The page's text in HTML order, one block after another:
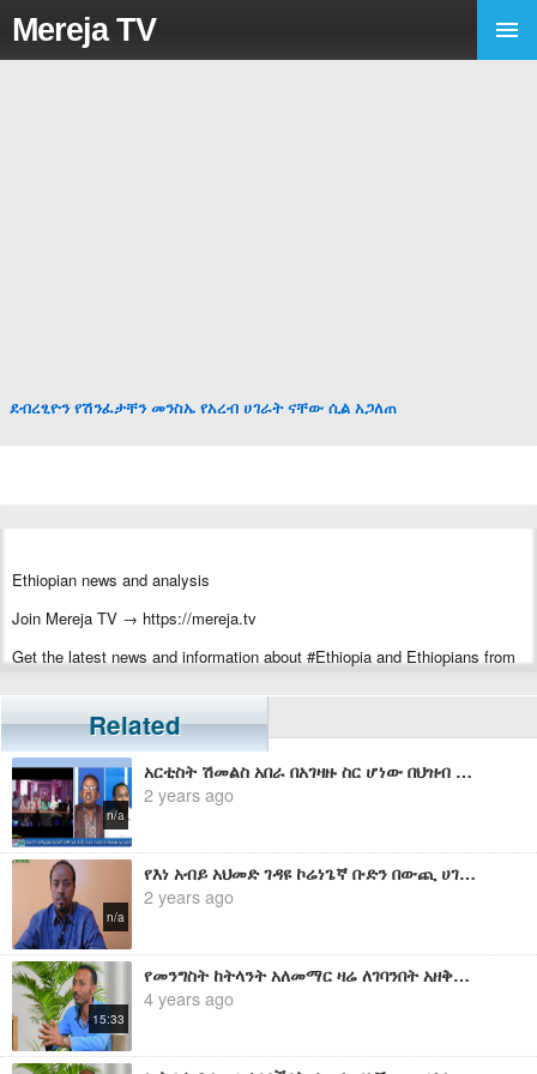
Mereja TV
ደብረፂዮን የሽንፈታቸን መንስኤ የአረብ ሀገራት ናቸው ሲል አጋለጠ
Ethiopian news and analysis
Join Mereja TV → https://mereja.tv
Get the latest news and information about #Ethiopia and Ethiopians from
For inquiry or additional information, visit Mereja.com
Mereja presents Ethiopian news, Ethiopian music, sports, arts, and
entertainment
Related
n/a
አርቲስት ሽመልስ አበራ በአገዛዙ ስር ሆነው በህዝብ ላይ ክህደት እየፈጸሙ ያሉትን ሆድ አደር አርቲስቶች አጋለጠ
2 years ago
n/a
የእነ አብይ አህመድ ገዳዩ ኮሬነጌኛ ቡድን በውጪ ሀገራት ሊሰማሩ እንደሆነ ተገለጸ
2 years ago
15:33
የመንግስት ከትላንት አለመማር ዛሬ ለገባንበት አዘቅት ዋነኛ መንስኤ ነው - መ/ር ኃይሌ አወቀ
4 years ago